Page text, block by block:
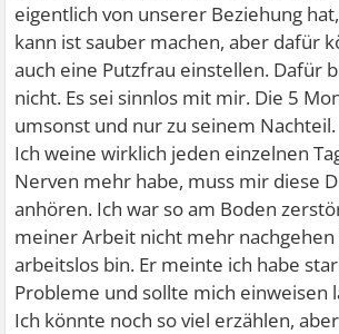
eigentlich von unserer Beziehung
kann ist sauber machen, aber dafür
auch eine Putzfrau einstellen. Dafür
nicht. Es sei sinnlos mit mir. Die 5
umsonst und nur zu seinem Nachteil.
Ich weine wirklich jeden einzelnen
Nerven mehr habe, muss mir diese
anhören. Ich war so am Boden
meiner Arbeit nicht mehr
arbeitslos bin. Er meinte ich habe
Probleme und sollte mich einweisen
Ich könnte noch so viel erzählen,